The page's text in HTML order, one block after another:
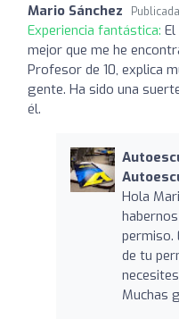
Mario Sánchez
Experiencia fantástica:
mejor que me he
Profesor de 10, explica
gente. Ha sido una
él.
Hola
permiso.
de tu
Muchas